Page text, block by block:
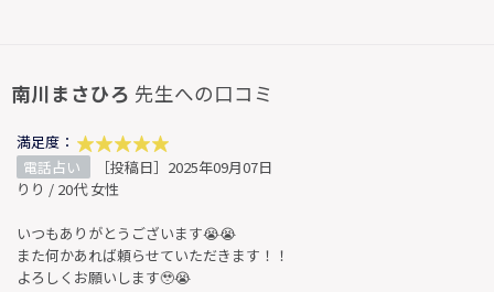
南川まさひろ 先生への口コミ
満足度：
電話占い
［投稿日］2025年09月07日
りり / 20代 女性
いつもありがとうございます😭😭
また何かあれば頼らせていただきます！！
よろしくお願いします🥹😭